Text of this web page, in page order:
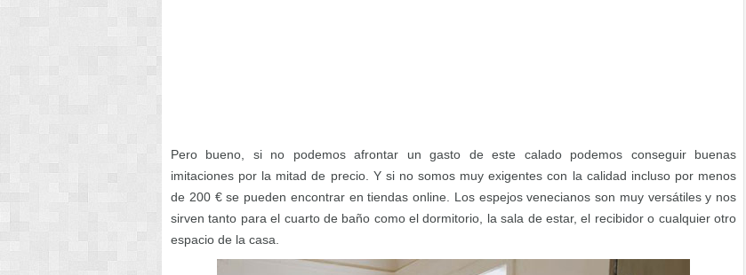
Pero bueno, si no podemos afrontar un gasto de este calado podemos conseguir buenas
imitaciones por la mitad de precio. Y si no somos muy exigentes con la calidad incluso por menos
de 200 € se pueden encontrar en tiendas online. Los espejos venecianos son muy versátiles y nos
sirven tanto para el cuarto de baño como el dormitorio, la sala de estar, el recibidor o cualquier otro
espacio de la casa.